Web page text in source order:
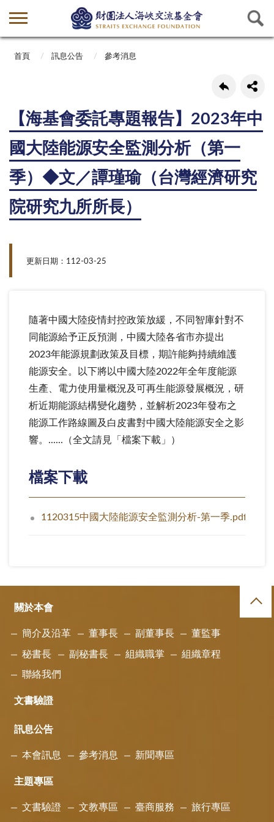
首頁 訊息公告 參考消息
【海基會委託專題報告】2023年中
國大陸能源安全監測分析（第一
季）◆文／譚瑾瑜（台灣經濟研究
院研究九所所長）
更新日期：112-03-25
隨著中國大陸疫情封控政策放緩，不同智庫針對不
同能源給予正反預測，中國大陸各省市亦提出
2023年能源規劃政策及目標，期許能夠持續維護
能源安全。以下將以中國大陸2022年全年度能源
生產、電力使用量概況及可再生能源發展概況，研
析近期能源結構變化趨勢，並解析2023年發布之
能源工作路線圖及白皮書對中國大陸能源安全之影
響。......（全文請見「檔案下載」）
檔案下載
1120315中國大陸能源安全監測分析-第一季.pdf
關於本會
簡介及沿革 董事長 副董事長 董監事
秘書長 副秘書長 組織職掌 組織章程
聯絡我們
文書驗證
訊息公告
本會訊息 參考消息 新聞專區
主題專區
文書驗證 文教專區 臺商服務 旅行專區